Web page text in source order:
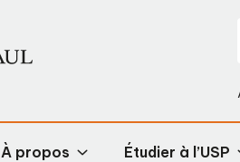
À propos Étudier à l’USP